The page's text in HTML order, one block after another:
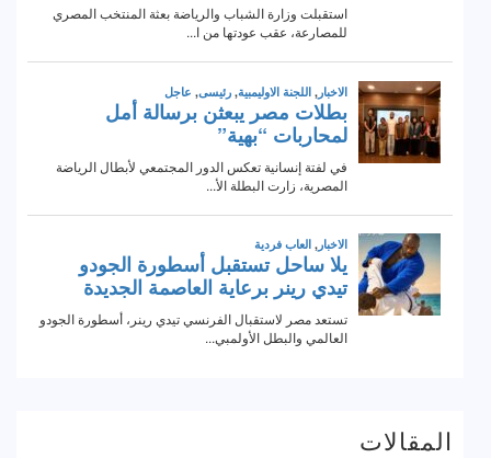
المقالات